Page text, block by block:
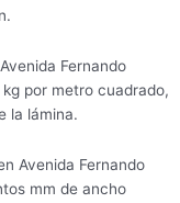
Fernando
por metro cuadrado,
la lámina.
Avenida Fernando
mm de ancho